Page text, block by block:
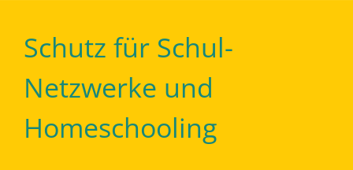
Schutz für Schul-
Netzwerke und
Homeschooling